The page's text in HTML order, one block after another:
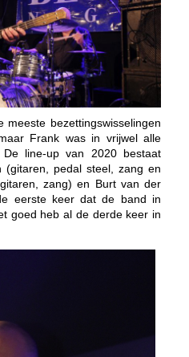
bezettingswisselingen
Frank was in vrijwel alle
line-up van 2020 bestaat
(gitaren, pedal steel, zang en
zang) en Burt van der
eerste keer dat de band in
goed heb al de derde keer in